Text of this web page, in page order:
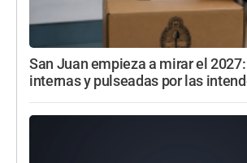
San Juan empieza a mirar el
internas y pulseadas por las